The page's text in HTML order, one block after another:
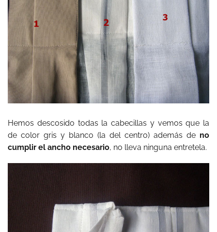
Hemos descosido todas la cabecillas y vemos que la
de color gris y blanco (la del centro) además de no
cumplir el ancho necesario, no lleva ninguna entretela.